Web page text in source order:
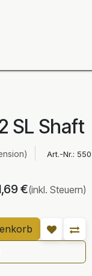
UNICORN-
SL Shaft
Art.-Nr.:
€(inkl. Steuern)